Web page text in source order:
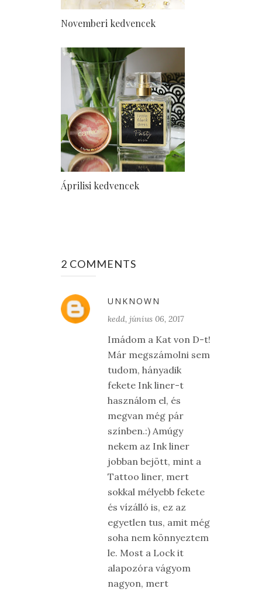
Novemberi kedvencek
Áprilisi kedvencek
2 COMMENTS
UNKNOWN
kedd, június 06, 2017
Imádom a Kat von D-t!
Már megszámolni sem
tudom, hányadik
fekete Ink liner-t
használom el, és
megvan még pár
színben.:) Amúgy
nekem az Ink liner
jobban bejött, mint a
Tattoo liner, mert
sokkal mélyebb fekete
és vízálló is, ez az
egyetlen tus, amit még
soha nem könnyeztem
le. Most a Lock it
alapozóra vágyom
nagyon, mert